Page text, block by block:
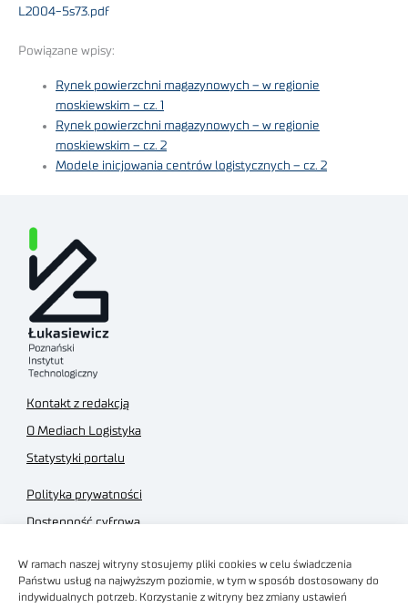
W ramach naszej witryny stosujemy pliki cookies w celu świadczenia
Państwu usług na najwyższym poziomie, w tym w sposób dostosowany do
indywidualnych potrzeb. Korzystanie z witryny bez zmiany ustawień
L2004-5s73.pdf
Powiązane wpisy:
Rynek powierzchni magazynowych – w regionie
moskiewskim – cz. 1
Rynek powierzchni magazynowych – w regionie
moskiewskim – cz. 2
Modele inicjowania centrów logistycznych – cz. 2
Kontakt z redakcją
O Mediach Logistyka
Statystyki portalu
Polityka prywatności
Dostępność cyfrowa
Regulamin sklepu